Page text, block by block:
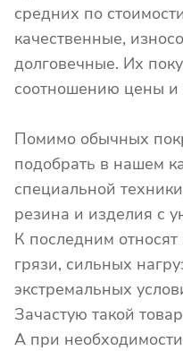
средних по
качественные,
долговечные. Их
соотношению цены и
Помимо обычных
подобрать в нашем
специальной
резина и изделия с
К последним
грязи, сильных
экстремальных
Зачастую такой
А при